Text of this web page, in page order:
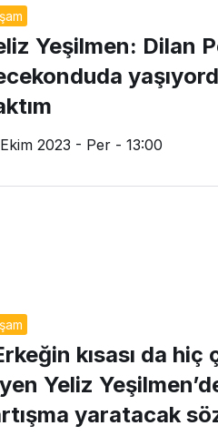
Yeşilmen: Dilan
2023 - Per - 13:00
kısası da
Yeliz
yaratacak